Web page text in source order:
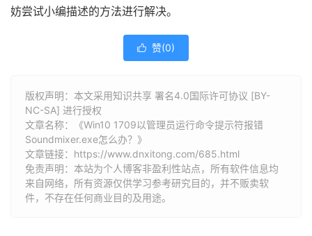
妨尝试小编描述的方法进行解决。
 赞(0)
版权声明：本文采用知识共享 署名4.0国际许可协议 [BY-
NC-SA] 进行授权
文章名称：《Win10 1709以管理员运行命令提示符报错
Soundmixer.exe怎么办？》
文章链接： https://www.dnxitong.com/685.html
免责声明：本站为个人博客非盈利性站点，所有软件信息均
来自网络，所有资源仅供学习参考研究目的，并不贩卖软
件，不存在任何商业目的及用途。